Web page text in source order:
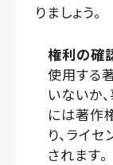
りましょう。
権利の確
使用する
いないか
には著作
り、ライ
されます。